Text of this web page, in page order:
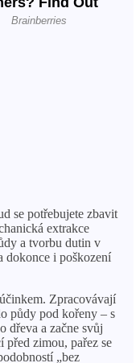
se potřebujete zbavit
extrakce
a tvorbu dutin v
dokonce i poškození
Zpracovávají
půdy pod kořeny – s
dřeva a začne svůj
před zimou, pařez se
„bez